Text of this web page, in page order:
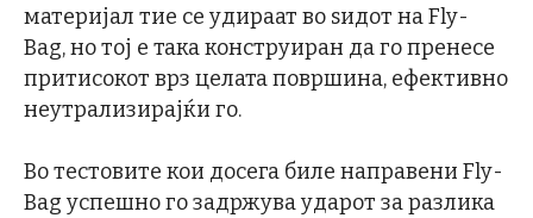
материјал тие се удираат во ѕидот на Fly-
Bag, но тој е така конструиран да го пренесе
притисокот врз целата површина, ефективно
неутрализирајќи го.
Во тестовите кои досега биле направени Fly-
Bag успешно го задржува ударот за разлика